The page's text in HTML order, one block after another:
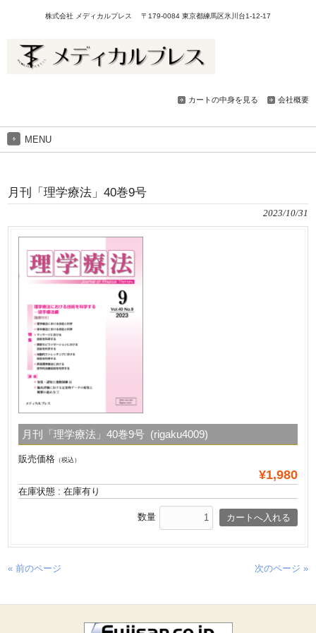
株式会社 メディカルプレス 〒179-0084 東京都練馬区氷川台1-12-17
カートの中身を見る 会社概要
MENU
月刊「理学療法」40巻9号
2023/10/31
月刊「理学療法」40巻9号 (rigaku4009)
販売価格 （税込）
¥1,980
在庫状態 : 在庫有り
数量
« 前のページ 次のページ »